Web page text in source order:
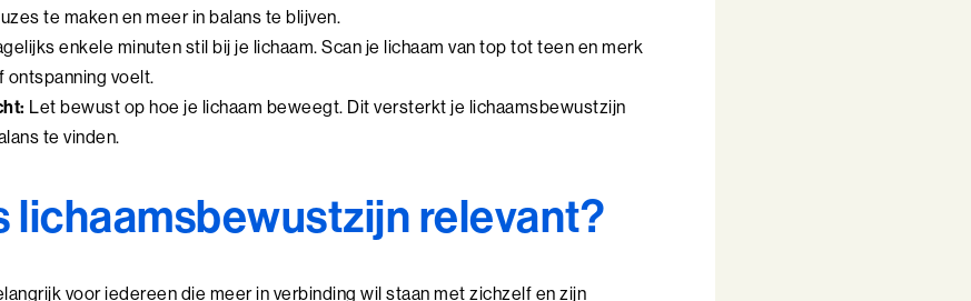
te maken en meer in balans te blijven.
enkele minuten stil bij je lichaam. Scan je lichaam van top tot teen en merk
ontspanning voelt.
Let bewust op hoe je lichaam beweegt. Dit versterkt je lichaamsbewustzijn
te vinden.
lichaamsbewustzijn relevant?
voor iedereen die meer in verbinding wil staan met zichzelf en zijn